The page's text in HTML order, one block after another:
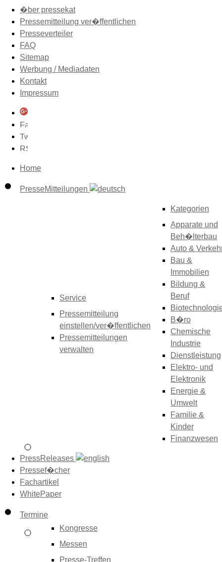
�ber pressekat
Pressemitteilung ver�ffentlichen
Presseverteiler
FAQ
Sitemap
Werbung / Mediadaten
Kontakt
Impressum
Home
PresseMitteilungen
Service
Pressemitteilung
einstellen/ver�ffentlichen
Pressemitteilungen
verwalten
Kategorien
Apparate und
Beh�lterbau
Auto &
Bau &
Immobilien
Bildung &
Beruf
B�ro
Chemische
Industrie
Dienstleistung
Elektro- und
Elektronik
Energie &
Umwelt
Familie &
Kinder
Finanzwesen
PressReleases
Pressef�cher
Fachartikel
WhitePaper
Termine
Kongresse
Messen
Presse-Treffen